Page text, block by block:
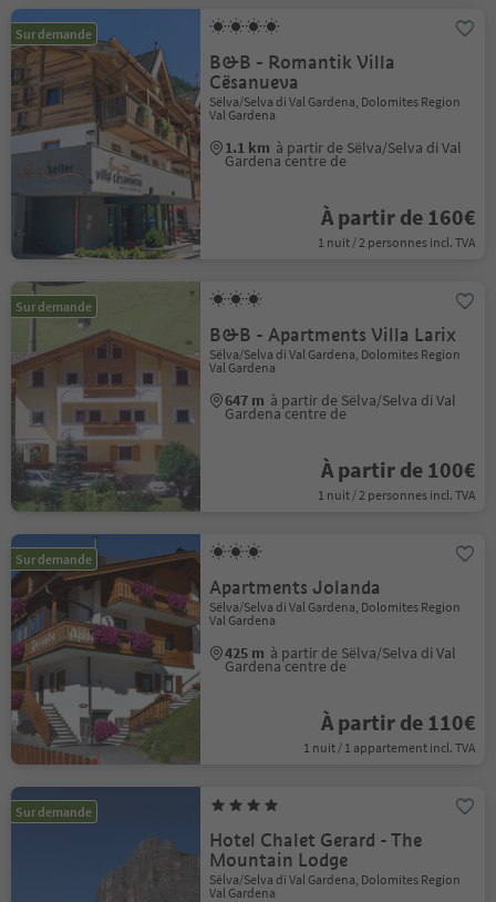
Sur demande
B&B - Romantik Villa
Cësanueva
Sëlva/Selva di Val Gardena, Dolomites Region
Val Gardena
1.1 km à partir de Sëlva/Selva di Val
Gardena centre de
À partir de 160€
1 nuit / 2 personnes incl. TVA
Sur demande
B&B - Apartments Villa Larix
Sëlva/Selva di Val Gardena, Dolomites Region
Val Gardena
647 m à partir de Sëlva/Selva di Val
Gardena centre de
À partir de 100€
1 nuit / 2 personnes incl. TVA
Sur demande
Apartments Jolanda
Sëlva/Selva di Val Gardena, Dolomites Region
Val Gardena
425 m à partir de Sëlva/Selva di Val
Gardena centre de
À partir de 110€
1 nuit / 1 appartement incl. TVA
Sur demande
Hotel Chalet Gerard - The
Mountain Lodge
Sëlva/Selva di Val Gardena, Dolomites Region
Val Gardena